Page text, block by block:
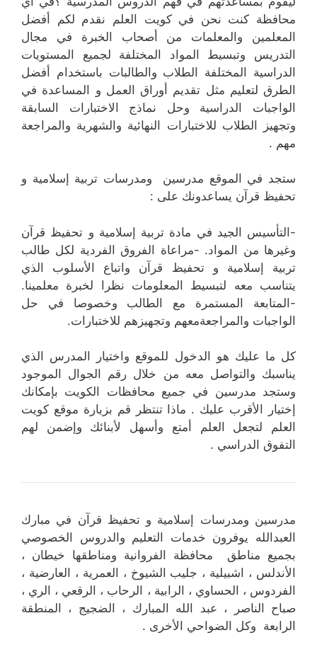
محافظة كنت نحن في كويت العلم نقدم لكم أفضل
المعلمين والمعلمات من أصحاب الخبرة في مجال
التدريس وتبسيط المواد المختلفة لجميع المستويات
الدراسية المختلفة الطلاب والطالبات باستخدام أفضل
الطرق لتعليم مثل تقديم أوراق العمل و المساعدة في
الواجبات الدراسية وحل نماذج الاختبارات السابقة
وتجهيز الطلاب للاختبارات النهائية والشهرية والمراجعة
مهم .
ستجد في الموقع مدرسين ومدرسات تربية إسلامية و
تحفيظ قرآن يساعدونك على :
-التأسيس الجيد في مادة تربية إسلامية و تحفيظ قرآن
وغيرها من المواد. -مراعاة الفروق الفردية لكل طالب
تربية إسلامية و تحفيظ قرآن واتباع الأسلوب الذي
يتناسب معه لتبسيط المعلومات نظرا لخبرة معلمينا.
-المتابعة المستمرة مع الطالب وخصوصا في حل
الواجبات والمراجعةمعهم وتجهيزهم للاختبارات.
كل ما عليك هو الدخول للموقع واختيار المدرس الذي
يناسبك والتواصل معه من خلال رقم الجوال الموجود
وستجد مدرسين في جميع محافظات الكويت بإمكانك
إختيار الأقرب عليك . ماذا تنتظر قم بزيارة موقع كويت
العلم لتجعل العلم أمتع وأسهل لأبنائك وإضمن لهم
التفوق الدراسي .
مدرسين ومدرسات إسلامية و تحفيظ قرآن في مبارك
العبدالله يوفرون خدمات التعليم والدروس الخصوصي
بجميع مناطق محافظة الفروانية ومناطقها خيطان ،
الأندلس ، اشبيلية ، جليب الشيوخ ، العمرية ، العارضية ،
الفردوس ، الحساوي ، الرابية ، الرحاب ، الرقعي ، الري ،
صباح الناصر ، عبد الله المبارك ، الضجيج ، المنطقة
الرابعة وكل الضواحي الأخرى .